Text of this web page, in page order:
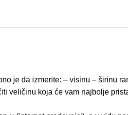
je da izmerite: – visinu – širinu
veličinu koja će vam najbolje